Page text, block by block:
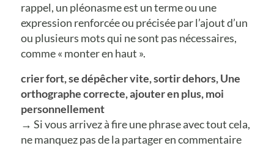
rappel, un pléonasme est un terme ou une
expression renforcée ou précisée par l’ajout d’un
ou plusieurs mots qui ne sont pas nécessaires,
comme « monter en haut ».
crier fort, se dépêcher vite, sortir dehors, Une
orthographe correcte, ajouter en plus, moi
personnellement
→ Si vous arrivez à fire une phrase avec tout cela,
ne manquez pas de la partager en commentaire